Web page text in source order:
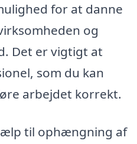
for at danne
og
Det er vigtigt at
som du kan
arbejdet korrekt.
til ophængning af